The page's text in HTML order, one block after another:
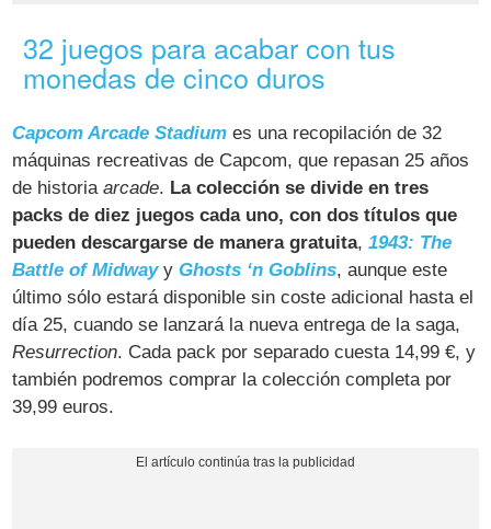
32 juegos para acabar con tus
monedas de cinco duros
Capcom Arcade Stadium es una recopilación de 32
máquinas recreativas de Capcom, que repasan 25 años
de historiaarcade. La colección se divide en tres
packs de diez juegos cada uno, con dos títulos que
pueden descargarse de manera gratuita,1943: The
Battle of MidwayyGhosts ‘n Goblins, aunque este
último sólo estará disponible sin coste adicional hasta el
día 25, cuando se lanzará la nueva entrega de la saga,
Resurrection. Cada pack por separado cuesta 14,99 €, y
también podremos comprar la colección completa por
39,99 euros.